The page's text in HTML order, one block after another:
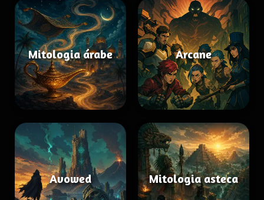
Mitologia árabe Arcane
Avowed Mitologia asteca